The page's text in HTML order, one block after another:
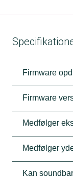
Firmware
Firmware
Medfølger
Medfølger
Kan